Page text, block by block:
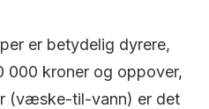
er betydelig dyrere,
000 kroner og oppover,
(væske-til-vann) er det